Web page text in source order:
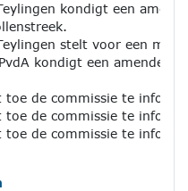
kondigt een
stelt voor een
kondigt een
toe de commissie te
toe de commissie te
toe de commissie te